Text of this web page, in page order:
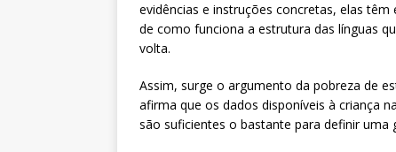
evidências e instruções concretas, elas têm
de como funciona a estrutura das línguas
volta.
Assim, surge o argumento da pobreza de
afirma que os dados disponíveis à criança
são suficientes o bastante para definir uma